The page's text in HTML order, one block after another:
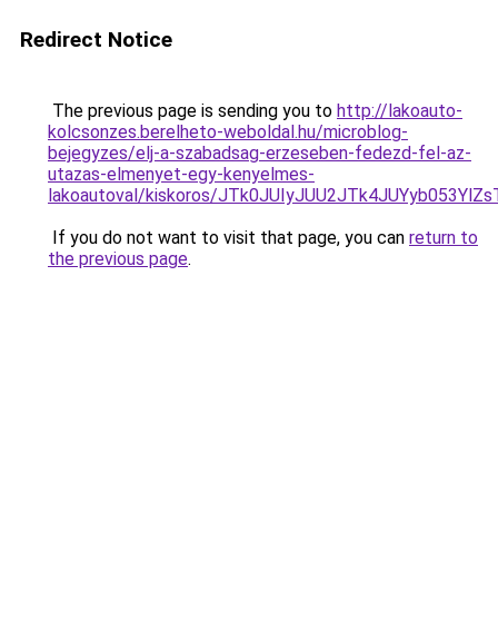
Redirect Notice
The previous page is sending you to http://lakoauto-
kolcsonzes.berelheto-weboldal.hu/microblog-
bejegyzes/elj-a-szabadsag-erzeseben-fedezd-fel-az-
utazas-elmenyet-egy-kenyelmes-
lakoautoval/kiskoros/
If you do not want to visit that page, you can return to
the previous page.